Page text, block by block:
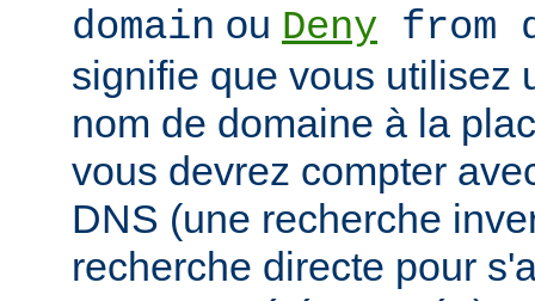
domain ou Deny from
signifie que vous utilisez
nom de domaine à la
vous devrez compter
DNS (une recherche
recherche directe pour